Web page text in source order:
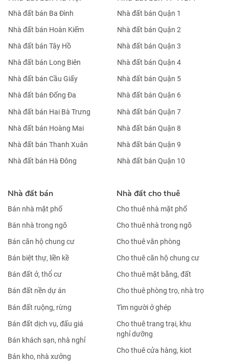
Nhà đất bán Ba Đình
Nhà đất bán Hoàn Kiếm
Nhà đất bán Tây Hồ
Nhà đất bán Long Biên
Nhà đất bán Cầu Giấy
Nhà đất bán Đống Đa
Nhà đất bán Hai Bà Trưng
Nhà đất bán Hoàng Mai
Nhà đất bán Thanh Xuân
Nhà đất bán Hà Đông
Nhà đất bán Quận 1
Nhà đất bán Quận 2
Nhà đất bán Quận 3
Nhà đất bán Quận 4
Nhà đất bán Quận 5
Nhà đất bán Quận 6
Nhà đất bán Quận 7
Nhà đất bán Quận 8
Nhà đất bán Quận 9
Nhà đất bán Quận 10
Nhà đất bán
Bán nhà mặt phố
Bán nhà trong ngõ
Bán căn hộ chung cư
Bán biệt thự, liền kề
Bán đất ở, thổ cư
Bán đất nền dự án
Bán đất ruộng, rừng
Bán đất dịch vụ, đấu giá
Bán khách sạn, nhà nghỉ
Bán kho, nhà xưởng
Nhà đất cho thuê
Cho thuê nhà mặt phố
Cho thuê nhà trong ngõ
Cho thuê văn phòng
Cho thuê căn hộ chung cư
Cho thuê mặt bằng, đất
Cho thuê phòng trọ, nhà trọ
Tìm người ở ghép
Cho thuê trang trại, khu
nghỉ dưỡng
Cho thuê cửa hàng, kiot